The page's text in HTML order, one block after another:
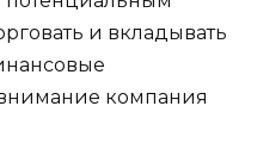
и вкладывать
компания